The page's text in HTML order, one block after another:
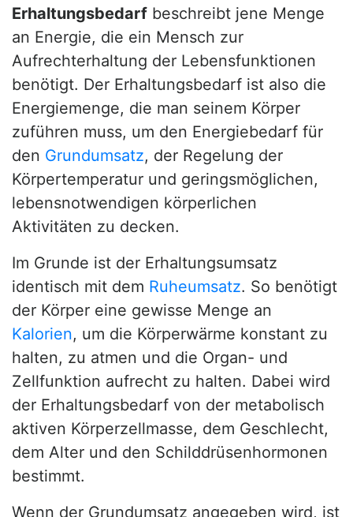
Erhaltungsbedarf beschreibt jene Menge
an Energie, die ein Mensch zur
Aufrechterhaltung der Lebensfunktionen
benötigt. Der Erhaltungsbedarf ist also die
Energiemenge, die man seinem Körper
zuführen muss, um den Energiebedarf für
den Grundumsatz, der Regelung der
Körpertemperatur und geringsmöglichen,
lebensnotwendigen körperlichen
Aktivitäten zu decken.
Im Grunde ist der Erhaltungsumsatz
identisch mit dem Ruheumsatz. So benötigt
der Körper eine gewisse Menge an
Kalorien, um die Körperwärme konstant zu
halten, zu atmen und die Organ- und
Zellfunktion aufrecht zu halten. Dabei wird
der Erhaltungsbedarf von der metabolisch
aktiven Körperzellmasse, dem Geschlecht,
dem Alter und den Schilddrüsenhormonen
bestimmt.
Wenn der Grundumsatz angegeben wird, ist